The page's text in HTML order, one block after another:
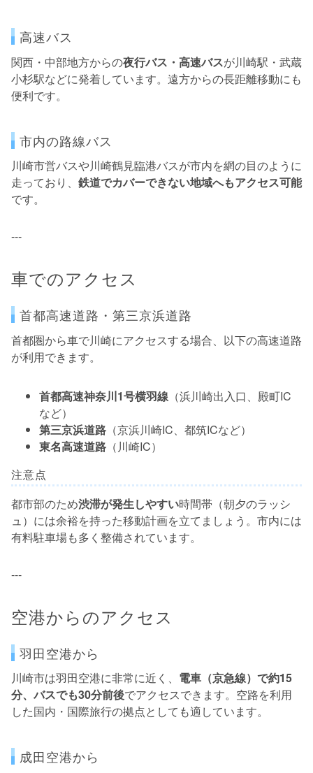
高速バス
関西・中部地方からの夜行バス・高速バスが川崎駅・武蔵
小杉駅などに発着しています。遠方からの長距離移動にも
便利です。
市内の路線バス
川崎市営バスや川崎鶴見臨港バスが市内を網の目のように
走っており、 鉄道でカバーできない地域へもアクセス可能
です。
---
車でのアクセス
首都高速道路・第三京浜道路
首都圏から車で川崎にアクセスする場合、以下の高速道路
が利用できます。
首都高速神奈川1号横羽線 （浜川崎出入口、殿町IC
など）
第三京浜道路 （京浜川崎IC、都筑ICなど）
東名高速道路 （川崎IC）
注意点
都市部のため渋滞が発生しやすい時間帯（朝夕のラッシ
ュ）には余裕を持った移動計画を立てましょう。市内には
有料駐車場も多く整備されています。
---
空港からのアクセス
羽田空港から
川崎市は羽田空港に非常に近く、 電車（京急線）で約15
分、バスでも30分前後でアクセスできます。空路を利用
した国内・国際旅行の拠点としても適しています。
成田空港から